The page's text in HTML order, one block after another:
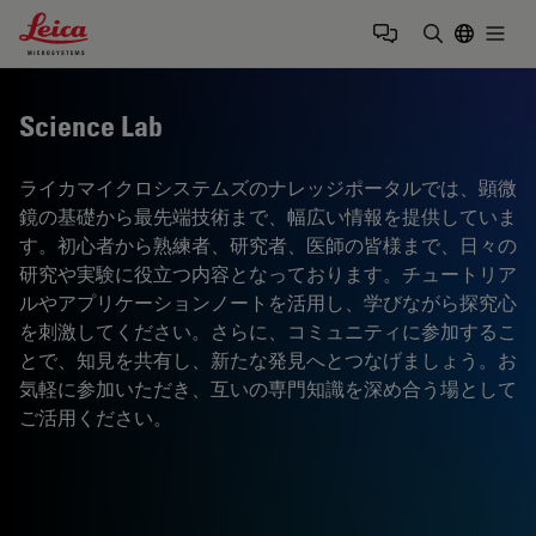
Leica Microsystems Logo
Science Lab
ライカマイクロシステムズのナレッジポータルでは、顕微
鏡の基礎から最先端技術まで、幅広い情報を提供していま
す。初心者から熟練者、研究者、医師の皆様まで、日々の
研究や実験に役立つ内容となっております。チュートリア
ルやアプリケーションノートを活用し、学びながら探究心
を刺激してください。さらに、コミュニティに参加するこ
とで、知見を共有し、新たな発見へとつなげましょう。お
気軽に参加いただき、互いの専門知識を深め合う場として
ご活用ください。